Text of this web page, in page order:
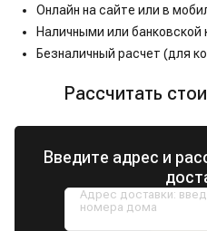
Онлайн на сайте или в
Наличными или банковской
Безналичный расчет (для
Рассчитать
Введите адрес и
Адрес доставки:
номера дома